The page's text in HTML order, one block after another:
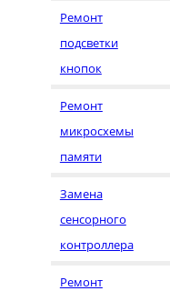
Ремонт
подсветки
кнопок
Ремонт
микросхемы
памяти
Замена
сенсорного
контроллера
Ремонт